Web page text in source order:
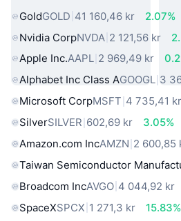
GoldGOLD 41 160,46 kr
2.07%
Nvidia CorpNVDA 2 121,56 kr
Apple Inc.AAPL 2 969,49 kr
Alphabet Inc Class AGOOGL 3
Microsoft CorpMSFT 4 735,41 kr
SilverSILVER 602,69 kr
3.05%
Amazon.com IncAMZN 2 600,85
Taiwan Semiconductor
Broadcom IncAVGO 4 044,92 kr
SpaceXSPCX 1 271,3 kr
15.83%